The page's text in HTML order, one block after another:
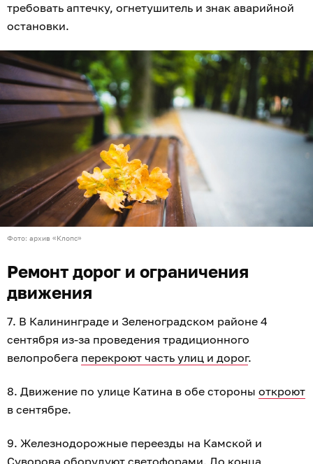
требовать аптечку, огнетушитель и знак аварийной
остановки.
Фото: архив «Клопс»
Ремонт дорог и ограничения
движения
7. В Калининграде и Зеленоградском районе 4
сентября из-за проведения традиционного
велопробега перекроют часть улиц и дорог.
8. Движение по улице Катина в обе стороны откроют
в сентябре.
9. Железнодорожные переезды на Камской и